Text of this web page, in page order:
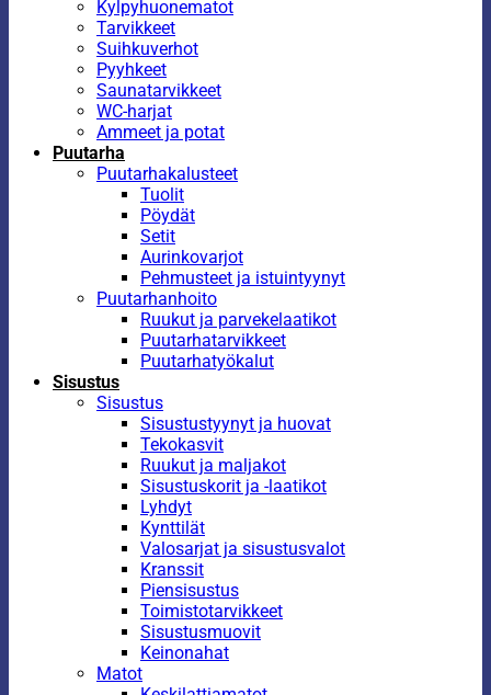
Kylpyhuonematot
Tarvikkeet
Suihkuverhot
Pyyhkeet
Saunatarvikkeet
WC-harjat
Ammeet ja potat
Puutarha
Puutarhakalusteet
Tuolit
Pöydät
Setit
Aurinkovarjot
Pehmusteet ja istuintyynyt
Puutarhanhoito
Ruukut ja parvekelaatikot
Puutarhatarvikkeet
Puutarhatyökalut
Sisustus
Sisustus
Sisustustyynyt ja huovat
Tekokasvit
Ruukut ja maljakot
Sisustuskorit ja -laatikot
Lyhdyt
Kynttilät
Valosarjat ja sisustusvalot
Kranssit
Piensisustus
Toimistotarvikkeet
Sisustusmuovit
Keinonahat
Matot